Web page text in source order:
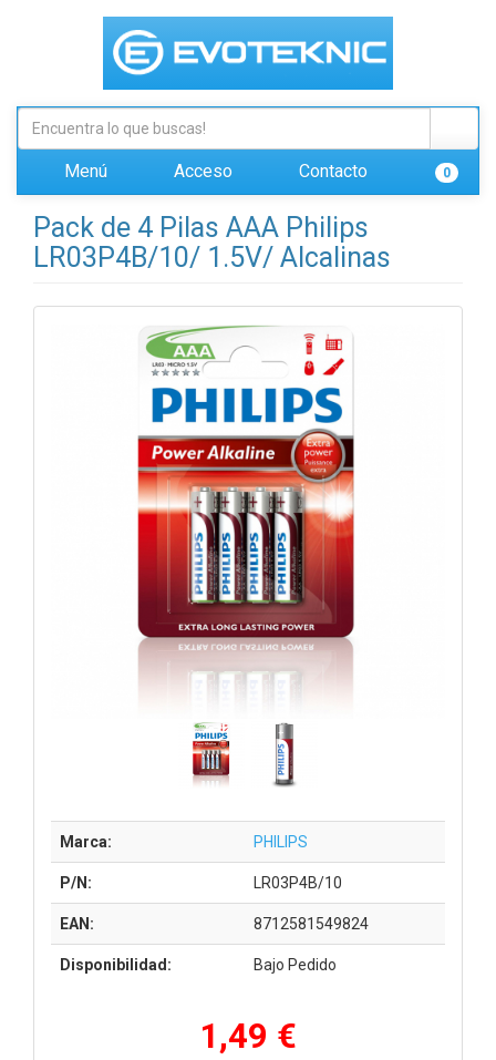
Menú Acceso Contacto 0
Pack de 4 Pilas AAA Philips
LR03P4B/10/ 1.5V/ Alcalinas
Marca: PHILIPS
P/N: LR03P4B/10
EAN: 8712581549824
Disponibilidad: Bajo Pedido
1,49 €